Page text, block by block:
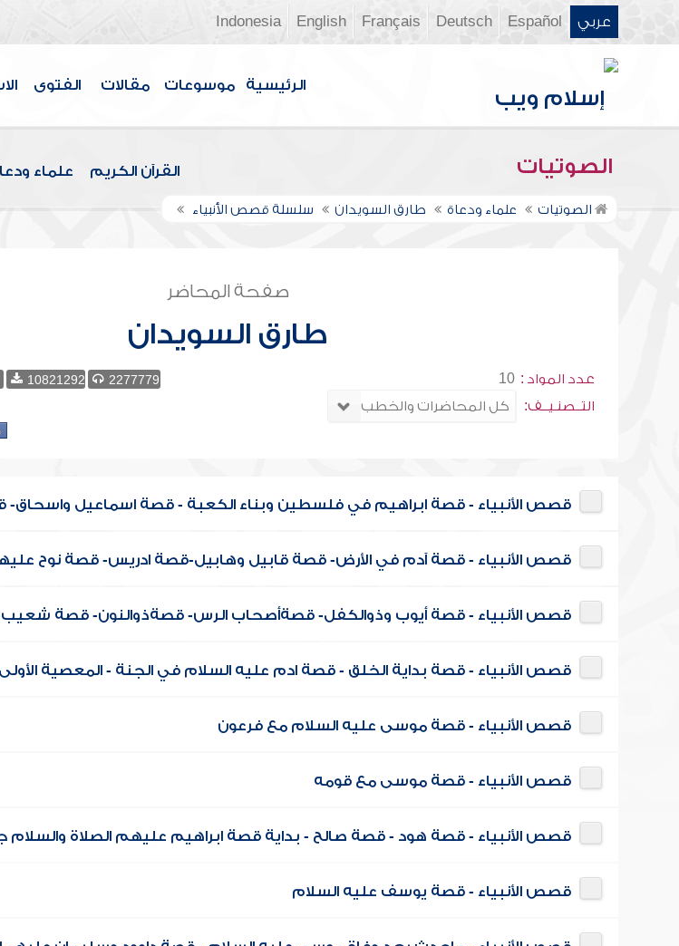
عربي Español
Deutsch
Français
English
Indonesia
الرئيسية موسوعات مقالات الفتوى
الصوتيات القرآن الكريم علماء
الصوتيات علماء ودعاة طارق السويدان سلسلة قصص الأنبياء
صفحة المحاضر
طارق السويدان
عدد المواد : 10
التــصنـيــف:
2277779
10821292
قصص الأنبياء - قصة ابراهيم في فلسطين وبناء الكعبة - قصة اسماعيل
قصص الأنبياء - قصة آدم في الأرض- قصة قابيل وهابيل-قصة ادريس- قصة نوح
قصص الأنبياء - قصة أيوب وذوالكفل- قصةأصحاب الرس- قصةذوالنون- قصة
قصص الأنبياء - قصة بداية الخلق - قصة ادم عليه السلام في الجنة - المعصية الأولى
قصص الأنبياء - قصة موسى عليه السلام مع فرعون
قصص الأنبياء - قصة موسى مع قومه
قصص الأنبياء - قصة هود - قصة صالح - بداية قصة ابراهيم عليهم الصلاة والسلام
قصص الأنبياء - قصة يوسف عليه السلام